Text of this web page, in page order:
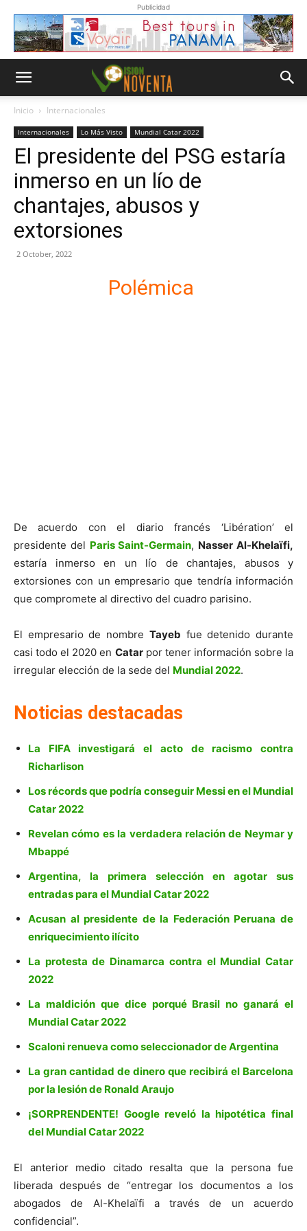
Publicidad
Inicio Internacionales
Internacionales Lo Más Visto Mundial Catar 2022
El presidente del PSG estaría
inmerso en un lío de
chantajes, abusos y
extorsiones
2 October, 2022
Polémica
De acuerdo con el diario francés ‘Libération’ el
presidente del Paris Saint-Germain, Nasser Al-Khelaïfi,
estaría inmerso en un lío de chantajes, abusos y
extorsiones con un empresario que tendría información
que compromete al directivo del cuadro parisino.
El empresario de nombre Tayeb fue detenido durante
casi todo el 2020 en Catarpor tener información sobre la
irregular elección de la sede del Mundial 2022.
Noticias destacadas
La FIFA investigará el acto de racismo contra
Richarlison
Los récords que podría conseguir Messi en el Mundial
Catar 2022
Revelan cómo es la verdadera relación de Neymar y
Mbappé
Argentina, la primera selección en agotar sus
entradas para el Mundial Catar 2022
Acusan al presidente de la Federación Peruana de
enriquecimiento ilícito
La protesta de Dinamarca contra el Mundial Catar
2022
La maldición que dice porqué Brasil no ganará el
Mundial Catar 2022
Scaloni renueva como seleccionador de Argentina
La gran cantidad de dinero que recibirá el Barcelona
por la lesión de Ronald Araujo
¡SORPRENDENTE! Google reveló la hipotética final
del Mundial Catar 2022
El anterior medio citado resalta que la persona fue
liberada después de “entregar los documentos a los
abogados de Al-Khelaïfi a través de un acuerdo
confidencial”.